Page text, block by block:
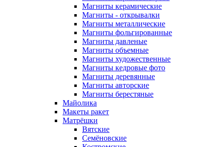
Магниты керамические
Магниты - открывалки
Магниты металлические
Магниты фольгированные
Магниты давленые
Магниты объемные
Магниты художественные
Магниты кедровые фото
Магниты деревянные
Магниты авторские
Магниты берестяные
Майолика
Макеты ракет
Матрёшки
Вятские
Семёновские